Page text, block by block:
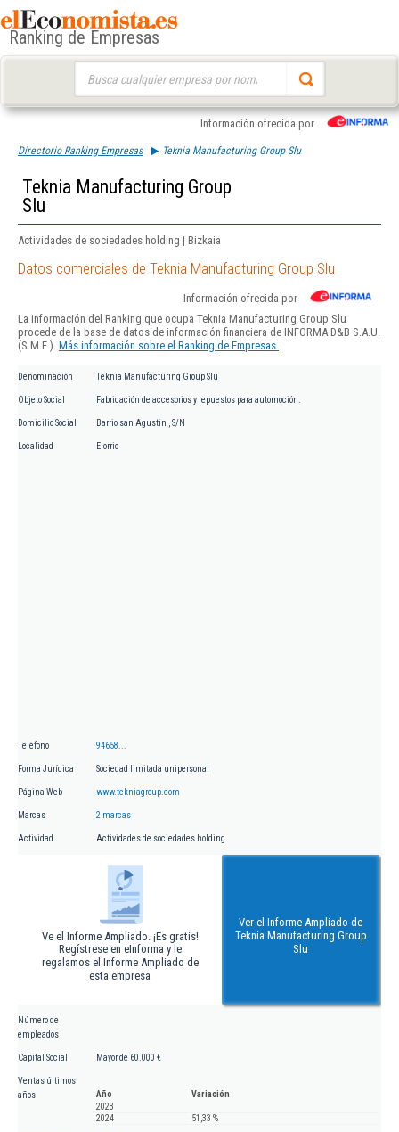
Ranking de Empresas
Información ofrecida por
Directorio Ranking Empresas Teknia Manufacturing Group Slu
Teknia Manufacturing Group
Slu
Actividades de sociedades holding | Bizkaia
Datos comerciales de Teknia Manufacturing Group Slu
Información ofrecida por
La información del Ranking que ocupa Teknia Manufacturing Group Slu
procede de la base de datos de información financiera de INFORMA D&B S.A.U.
(S.M.E.). Más información sobre el Ranking de Empresas.
Denominación Teknia Manufacturing Group Slu
Objeto Social Fabricación de accesorios y repuestos para automoción.
Domicilio Social Barrio san Agustin , S/N
Localidad Elorrio
Teléfono 94658...
Forma Jurídica Sociedad limitada unipersonal
Página Web www.tekniagroup.com
Marcas 2 marcas
Actividad Actividades de sociedades holding
Ve el Informe Ampliado. ¡Es gratis!
Regístrese en eInforma y le
regalamos el Informe Ampliado de
esta empresa
Ver el Informe Ampliado de
Teknia Manufacturing Group
Slu
Número de
empleados
Capital Social Mayor de 60.000 €
Ventas últimos
años
Año
Variación
2023
2024
51,33 %